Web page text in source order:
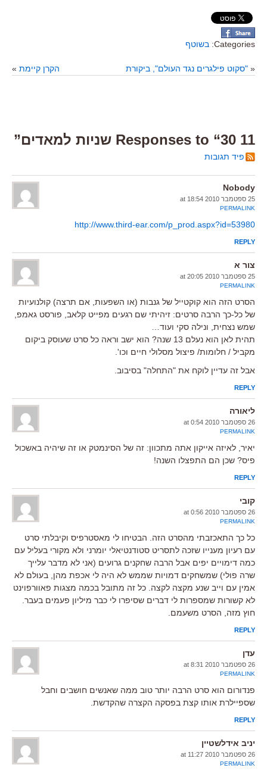
Categories: בשוטף
« "סקוט פילגרים נגד העולם", ביקורת הקרן קיימת »
11 Responses to “30 שניות למאדים”
פיד תגובות
Nobody
25 ספטמבר 2010 at 18:54
PERMALINK
http://www.third-ear.com/p_prod.aspx?id=53980
REPLY
צור א
25 ספטמבר 2010 at 20:05
PERMALINK
הסרט הזה הוא קוקטייל של גנבות (או השפעות, אם תרצה) קולנועיות
של כל-כך הרבה סרטים: זיהיתי שם רגעים מפייט קלאב, פורסט גאמפ,
שמש נצחית, ונילה סקי ועוד…
תהית לאן הוא נעלם 13 שנה? הוא ישב וראה כל סרט שעוסק ביקום
מקביל / חלומות/ פיצול מסלולי חיים וכו'.
אבל זה עדיין לוקח את "התחלה" בסיבוב.
REPLY
ליאורה
26 ספטמבר 2010 at 0:54
PERMALINK
יאיר, לאיזה אייקון אתה מתכוון: זה של הסינמטק או זה שיהיה באשכול
פיס? שכן הם התפצלו השנה!
REPLY
קובי
26 ספטמבר 2010 at 0:56
PERMALINK
כל כך התאכזבתי מהסרט הזה. הבטיחו לי מאסטרפיס וקיבלתי סרט
עם רעיון מענייו שזכה לתסריט סטודנטיאלי יומרני ולא מקורי בעליל עם
כמה דימויים יפים אבל הרבה שחקנים גרועים (אני לא מדבר עלייך
שרה פולי) שמשחקים דמויות שממש לא היה לי אכפת מהן, בעולם לא
אמין עם וייב שנע מקצה לקצה. כל זה מתובל בכמה מצגות פאוורפוינט
לא קשורות שמספרות לי דברים שסיפרו לי כבר מיליון פעמים בעבר.
חוץ מזה, הסרט משעמם.
REPLY
עדן
26 ספטמבר 2010 at 8:31
PERMALINK
פנדורום הוא סרט הרבה יותר טוב ממה שאנשים חושבים וחבל
שספיילרת אותו קצת בפסקה הקצרה שהקדשת.
REPLY
יניב אידלשטיין
26 ספטמבר 2010 at 11:27
PERMALINK